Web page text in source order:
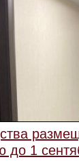
до 1